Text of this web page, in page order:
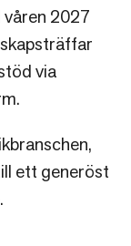
2027
via
ett generöst